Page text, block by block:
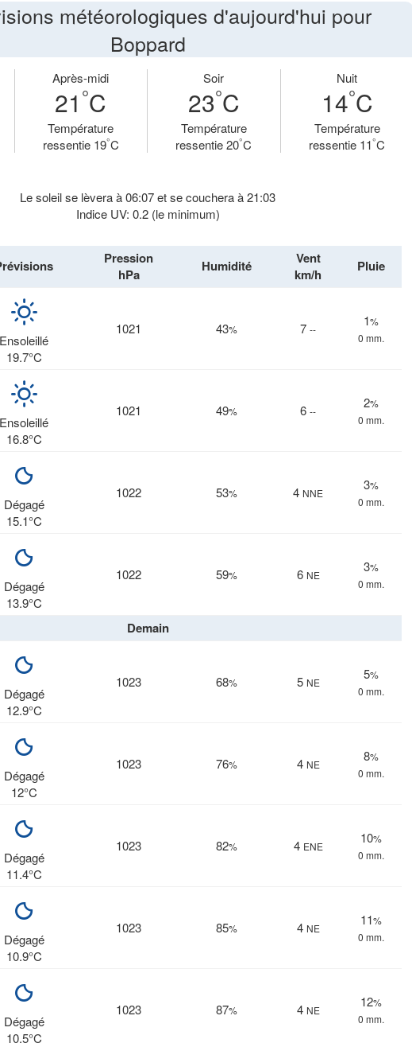
météorologiques d'aujourd'hui pour
Boppard
Après-midi
21 °C
Température
ressentie 19°C
Soir
23°C
Température
ressentie 20°C
Nuit
14°C
Température
ressentie 11°C
Le soleil se lèvera à 06:07 et se couchera à 21:03
Indice UV: 0.2 (le minimum)
Pression
hPa
Humidité
Vent
km/h
Pluie
Ensoleillé
19.7°C
1021 43% 7 --
1%
0 mm.
Ensoleillé
16.8°C
1021 49% 6 --
2%
0 mm.
Dégagé
15.1°C
1022 53% 4 NNE
3%
0 mm.
Dégagé
13.9°C
1022 59% 6 NE
3%
0 mm.
Demain
Dégagé
12.9°C
1023 68% 5 NE
5%
0 mm.
Dégagé
12°C
1023 76% 4 NE
8%
0 mm.
Dégagé
11.4°C
1023 82% 4 ENE
10%
0 mm.
Dégagé
10.9°C
1023 85% 4 NE
11%
0 mm.
Dégagé
10.5°C
1023 87% 4 NE
12%
0 mm.